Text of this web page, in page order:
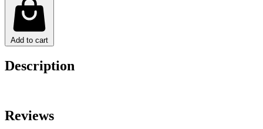
Add to cart
Description
Reviews